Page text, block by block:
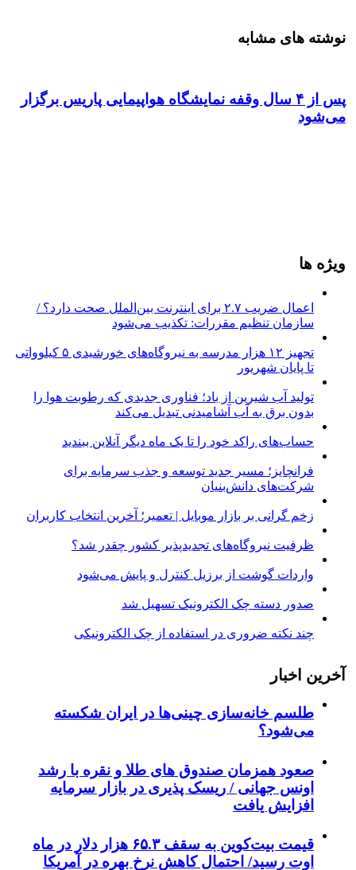
نوشته های مشابه
پس از ۴ سال وقفه نمایشگاه هواپیمایی پاریس برگزار
می‌شود
ویژه ها
اعمال ضریب ۲.۷ برای اینترنت بین‌الملل صحت دارد؟ /
سازمان تنظیم مقررات: تکذیب می‌شود
تجهیز ۱۲ هزار مدرسه به نیروگاه‌های خورشیدی ۵ کیلوواتی
تا پایان شهریور
تولید آب شیرین از باد؛ فناوری جدیدی که رطوبت هوا را
بدون برق به آب آشامیدنی تبدیل می‌کند
حساب‌های راکد خود را تا یک ماه دیگر آنلاین ببندید
فرانچایز؛ مسیر جدید توسعه و جذب سرمایه برای
شرکت‌های دانش‌بنیان
زخم گرانی بر بازار موبایل | تعمیر؛ آخرین انتخاب کاربران
ظرفیت نیروگاه‌های تجدیدپذیر کشور چقدر شد؟
واردات گوشت از برزیل کنترل و پایش می‌شود
صدور دسته چک الکترونیک تسهیل شد
چند نکته ضروری در استفاده از چک الکترونیکی
آخرین اخبار
طلسم خانه‌سازی چینی‌ها در ایران شکسته
می‌شود؟
صعود همزمان صندوق های طلا و نقره با رشد
اونس جهانی / ریسک پذیری در بازار سرمایه
افزایش یافت
قیمت بیت‌کوین به سقف ۶۵.۳ هزار دلار در ماه
اوت رسید/ احتمال کاهش نرخ بهره در آمریکا